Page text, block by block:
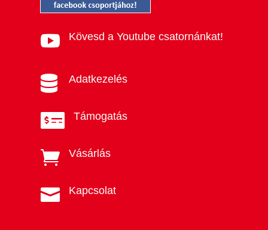
 Kövesd a Youtube csatornánkat!
 Adatkezelés
 Támogatás
 Vásárlás
 Kapcsolat